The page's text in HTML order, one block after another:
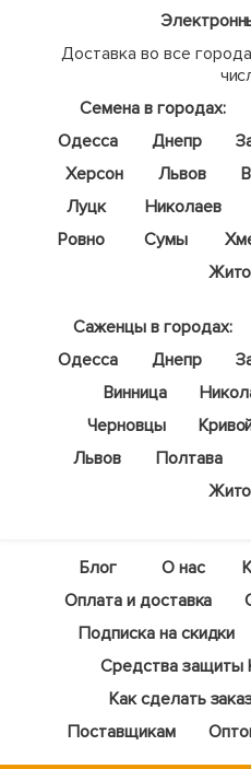
Доставка во все
Семена в городах:
Одесса
Днепр
Херсон
Львов
Луцк
Николаев
Ровно
Сумы
Саженцы в городах:
Одесса
Днепр
Винница
Черновцы
Львов
Полтава
Блог О нас
Оплата и доставка
Подписка на скидки
Средства защиты
Как сделать
Поставщикам